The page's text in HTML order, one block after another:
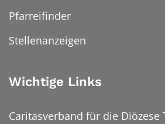
Pfarreifinder
Stellenanzeigen
Wichtige Links
Caritasverband für die Diözese